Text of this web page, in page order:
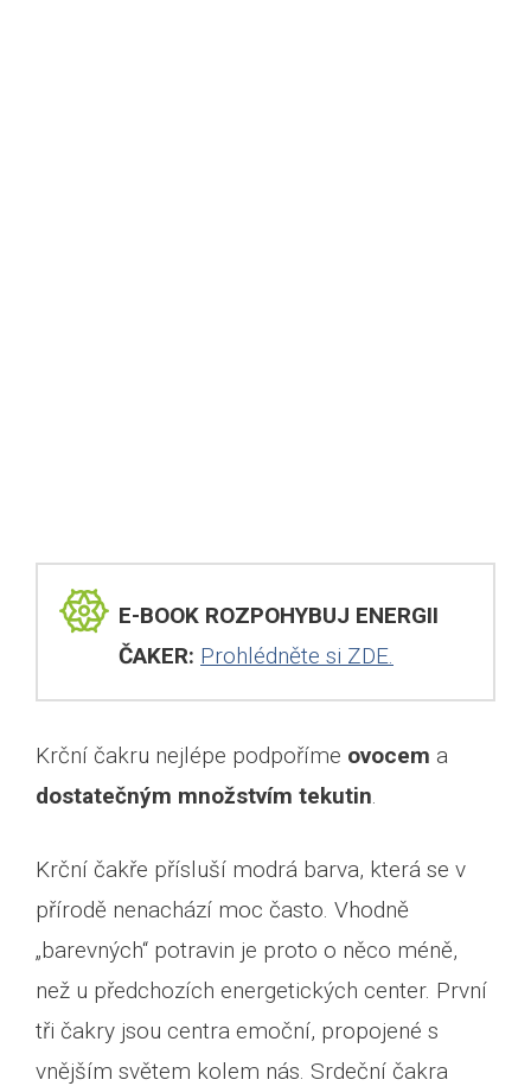
E-BOOK ROZPOHYBUJ ENERGII
ČAKER: Prohlédněte si ZDE.
Krční čakru nejlépe podpoříme ovocem a
dostatečným množstvím tekutin
Krční čakře přísluší modrá barva, která se v
přírodě nenachází moc často. Vhodně
„barevných“ potravin je proto o něco méně,
než u předchozích energetických center. První
tři čakry jsou centra emoční, propojené s
vnějším světem kolem nás. Srdeční čakra